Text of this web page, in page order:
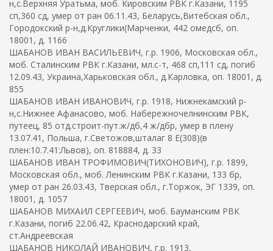
н,с.Верхняя Уратьма, моб. Кировским РВК г.Казани, 1195
сп,360 сд, умер от ран 06.11.43, Беларусь,Витебская обл.,
Городокский р-н,д.Круглики(Марченки, 442 омедсб, оп.
18001, д. 1166
ШАБАНОВ ИВАН ВАСИЛЬЕВИЧ, г.р. 1906, Московская обл.,
моб. Сталинским РВК г.Казани, мл.с-т, 468 сп,111 сд, погиб
12.09.43, Украина,Харьковская обл., д.Карловка, оп. 18001, д.
855
ШАБАНОВ ИВАН ИВАНОВИЧ, г.р. 1918, Нижнекамский р-
н,с.Нижнее Афанасово, моб. Набережночелнинским РВК,
путеец, 85 отд.строит-пут.ж/дб,4 ж/дбр, умер в плену
13.07.41, Польша, г.Светожов,шталаг 8 E(308)(в
плен:10.7.41:Львов), оп. 818884, д. 33
ШАБАНОВ ИВАН ТРОФИМОВИЧ(ТИХОНОВИЧ), г.р. 1899,
Московская обл., моб. Ленинским РВК г.Казани, 133 бр,
умер от ран 26.03.43, Тверская обл., г.Торжок, ЭГ 1339, оп.
18001, д. 1057
ШАБАНОВ МИХАИЛ СЕРГЕЕВИЧ, моб. Бауманским РВК
г.Казани, погиб 22.06.42, Краснодарский край,
ст.Андреевская
ШАБАНОВ НИКОЛАЙ ИВАНОВИЧ, г.р. 1913,